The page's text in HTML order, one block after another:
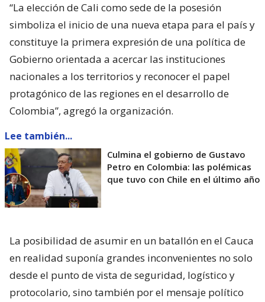
“La elección de Cali como sede de la posesión
simboliza el inicio de una nueva etapa para el país y
constituye la primera expresión de una política de
Gobierno orientada a acercar las instituciones
nacionales a los territorios y reconocer el papel
protagónico de las regiones en el desarrollo de
Colombia”, agregó la organización.
Lee también...
Culmina el gobierno de Gustavo
Petro en Colombia: las polémicas
que tuvo con Chile en el último año
La posibilidad de asumir en un batallón en el Cauca
en realidad suponía grandes inconvenientes no solo
desde el punto de vista de seguridad, logístico y
protocolario, sino también por el mensaje político